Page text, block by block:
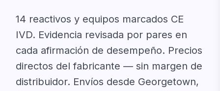
14 reactivos y equipos marcados CE
IVD. Evidencia revisada por pares en
cada afirmación de desempeño. Precios
directos del fabricante — sin margen de
distribuidor. Envíos desde Georgetown,